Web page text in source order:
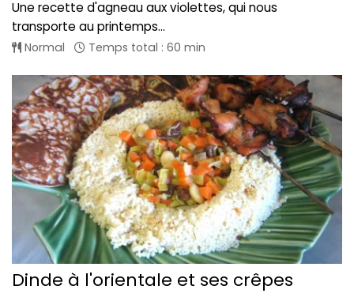
Une recette d'agneau aux violettes, qui nous
transporte au printemps...
Normal Temps total : 60 min
Dinde à l'orientale et ses crêpes